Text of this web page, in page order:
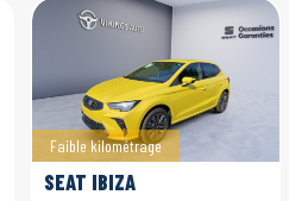
Faible kilométrage
SEAT IBIZA